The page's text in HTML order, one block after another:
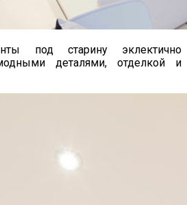
под старину эклектично
деталями, отделкой и